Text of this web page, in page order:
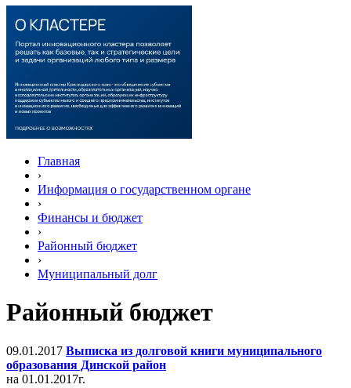
Главная
›
Информация о государственном органе
›
Финансы и бюджет
›
Районный бюджет
›
Муниципальный долг
Районный бюджет
09.01.2017 Выписка из долговой книги муниципального
образования Динской район
на 01.01.2017г.